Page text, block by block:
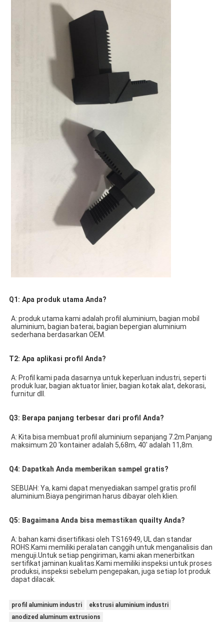
Q1: Apa produk utama Anda?
A: produk utama kami adalah profil aluminium, bagian mobil
aluminium, bagian baterai, bagian bepergian aluminium
sederhana berdasarkan OEM.
T2: Apa aplikasi profil Anda?
A: Profil kami pada dasarnya untuk keperluan industri, seperti
produk luar, bagian aktuator linier, bagian kotak alat, dekorasi,
furnitur dll.
Q3: Berapa panjang terbesar dari profil Anda?
A: Kita bisa membuat profil aluminium sepanjang 7.2m.Panjang
maksimum 20 'kontainer adalah 5,68m, 40' adalah 11,8m.
Q4: Dapatkah Anda memberikan sampel gratis?
SEBUAH: Ya, kami dapat menyediakan sampel gratis profil
aluminium.Biaya pengiriman harus dibayar oleh klien.
Q5: Bagaimana Anda bisa memastikan quailty Anda?
A: bahan kami disertifikasi oleh TS16949, UL dan standar
ROHS.Kami memiliki peralatan canggih untuk menganalisis dan
menguji.Untuk setiap pengiriman, kami akan menerbitkan
sertifikat jaminan kualitas.Kami memiliki inspeksi untuk proses
produksi, inspeksi sebelum pengepakan, juga setiap lot produk
dapat dilacak.
profil aluminium industri
ekstrusi aluminium industri
anodized aluminum extrusions